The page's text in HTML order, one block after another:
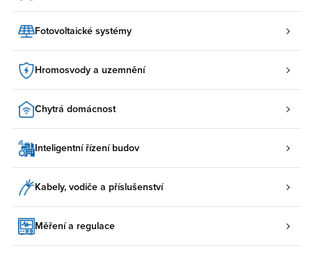
Fotovoltaické systémy
Hromosvody a uzemnění
Chytrá domácnost
Inteligentní řízení budov
Kabely, vodiče a příslušenství
Měření a regulace